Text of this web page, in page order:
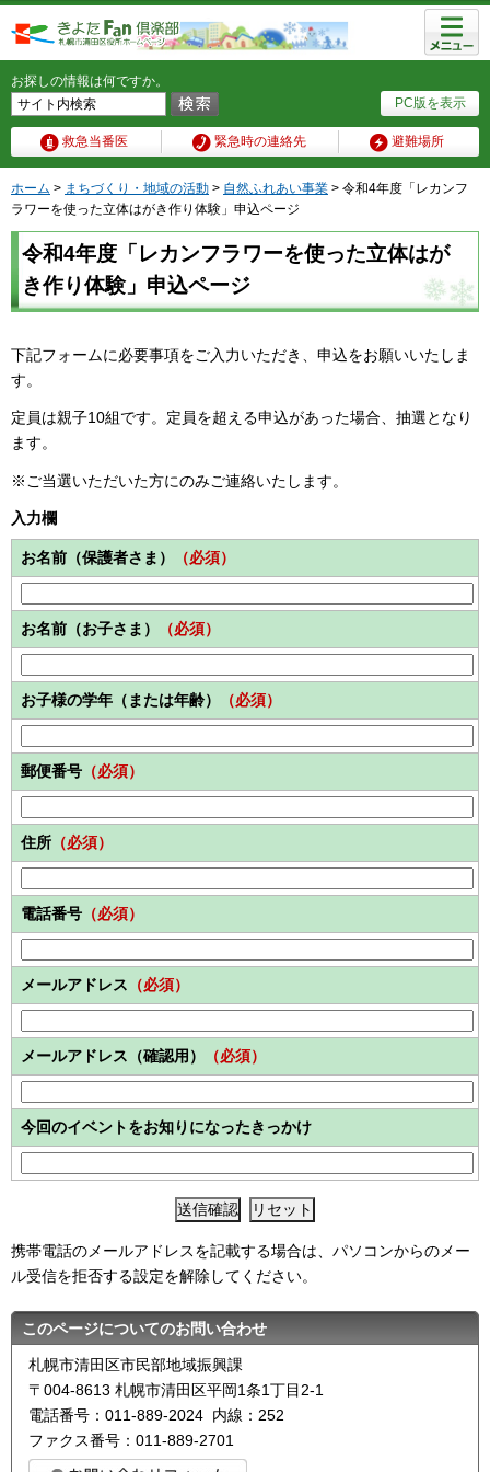
PC版を表示
お探しの情報は何ですか。
救急当番医 緊急時の連絡先 避難場所
メニュ
ー
ホーム > まちづくり・地域の活動 > 自然ふれあい事業 > 令和4年度「レカンフ
ラワーを使った立体はがき作り体験」申込ページ
令和4年度「レカンフラワーを使った立体はが
き作り体験」申込ページ
下記フォームに必要事項をご入力いただき、申込をお願いいたしま
す。
定員は親子10組です。定員を超える申込があった場合、抽選となり
ます。
※ご当選いただいた方にのみご連絡いたします。
入力欄
お名前（保護者さま） （必須）
お名前（お子さま） （必須）
お子様の学年（または年齢） （必須）
郵便番号 （必須）
住所 （必須）
電話番号 （必須）
メールアドレス （必須）
メールアドレス（確認用） （必須）
今回のイベントをお知りになったきっかけ
携帯電話のメールアドレスを記載する場合は、パソコンからのメー
ル受信を拒否する設定を解除してください。
このページについてのお問い合わせ
札幌市清田区市民部地域振興課
〒004-8613 札幌市清田区平岡1条1丁目2-1
電話番号：011-889-2024 内線：252
ファクス番号：011-889-2701